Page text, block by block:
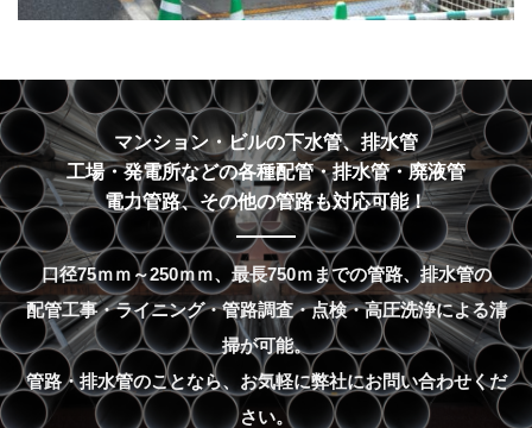
マンション・ビルの下水管、排水管
工場・発電所などの各種配管・排水管・廃液管
電力管路、その他の管路も対応可能！
口径75ｍｍ～250ｍｍ、最長750ｍまでの管路、排水管の
配管工事・ライニング・管路調査・点検・高圧洗浄による清
掃が可能。
管路・排水管のことなら、お気軽に弊社にお問い合わせくだ
さい。